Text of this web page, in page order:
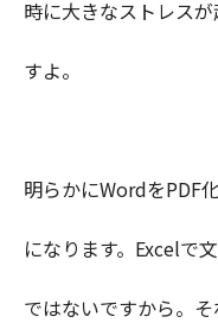
時に大きなストレス
すよ。
明らかにWordをPDF
になります。Excelで
ではないですから。